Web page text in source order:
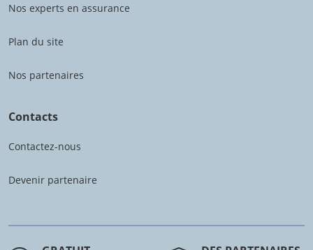
Nos experts en assurance
Plan du site
Nos partenaires
Contacts
Contactez-nous
Devenir partenaire